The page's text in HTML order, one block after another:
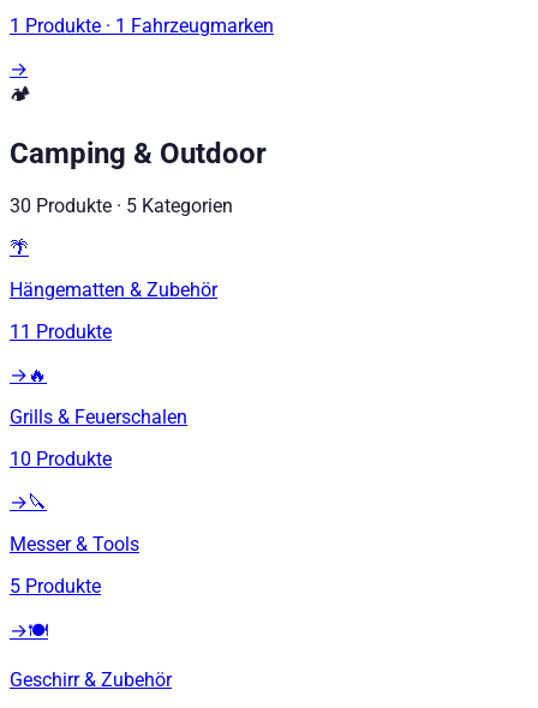
1 Produkte · 1 Fahrzeugmarken
→
🏕️
Camping & Outdoor
30 Produkte · 5 Kategorien
🌴
Hängematten & Zubehör
11 Produkte
→ 🔥
Grills & Feuerschalen
10 Produkte
→🔪
Messer & Tools
5 Produkte
→🍽️
Geschirr & Zubehör